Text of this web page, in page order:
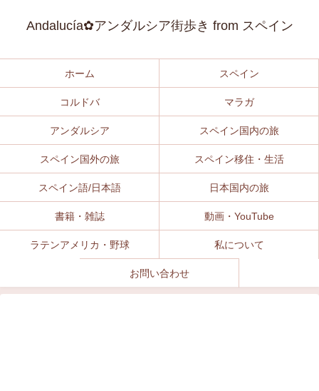
Andalucía✿アンダルシア街歩き from スペイン
ホーム スペイン
コルドバ マラガ
アンダルシア スペイン国内の旅
スペイン国外の旅 スペイン移住・生活
スペイン語/日本語 日本国内の旅
書籍・雑誌 動画・YouTube
ラテンアメリカ・野球 私について
お問い合わせ